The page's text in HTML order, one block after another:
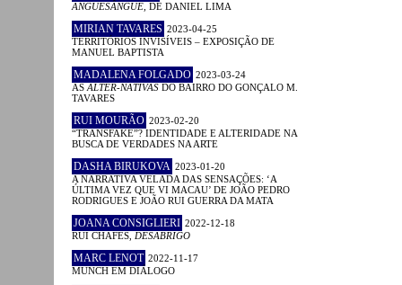
ANGUESÂNGUE , DE DANIEL LIMA
MIRIAN TAVARES 2023-04-25
TERRITÓRIOS INVISÍVEIS – EXPOSIÇÃO DE
MANUEL BAPTISTA
MADALENA FOLGADO 2023-03-24
AS ALTER-NATIVAS DO BAIRRO DO GONÇALO M.
TAVARES
RUI MOURÃO 2023-02-20
“TRANSFAKE”? IDENTIDADE E ALTERIDADE NA
BUSCA DE VERDADES NA ARTE
DASHA BIRUKOVA 2023-01-20
A NARRATIVA VELADA DAS SENSAÇÕES: ‘A
ÚLTIMA VEZ QUE VI MACAU’ DE JOÃO PEDRO
RODRIGUES E JOÃO RUI GUERRA DA MATA
JOANA CONSIGLIERI 2022-12-18
RUI CHAFES, DESABRIGO
MARC LENOT 2022-11-17
MUNCH EM DIÁLOGO